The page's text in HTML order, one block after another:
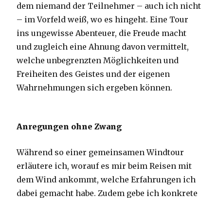
dem niemand der Teilnehmer – auch ich nicht
– im Vorfeld weiß, wo es hingeht. Eine Tour
ins ungewisse Abenteuer, die Freude macht
und zugleich eine Ahnung davon vermittelt,
welche unbegrenzten Möglichkeiten und
Freiheiten des Geistes und der eigenen
Wahrnehmungen sich ergeben können.
Anregungen ohne Zwang
Während so einer gemeinsamen Windtour
erläutere ich, worauf es mir beim Reisen mit
dem Wind ankommt, welche Erfahrungen ich
dabei gemacht habe. Zudem gebe ich konkrete